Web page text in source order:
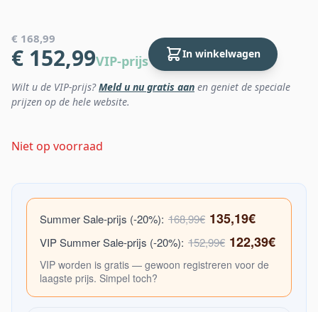
€ 168,99
€ 152,99VIP-prijs In winkelwagen
Wilt u de VIP-prijs?Meld u nu gratis aan en geniet de speciale
prijzen op de hele website.
Niet op voorraad
Summer Sale-prijs (-20%): 168,99€ 135,19€
VIP Summer Sale-prijs (-20%): 152,99€ 122,39€
VIP worden is gratis — gewoon registreren voor de
laagste prijs. Simpel toch?